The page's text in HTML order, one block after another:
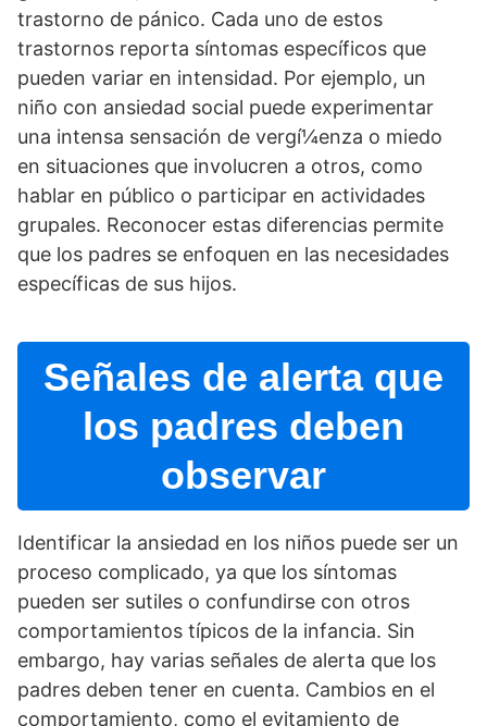
trastorno de pánico. Cada uno de estos
trastornos reporta sí­ntomas especí­ficos que
pueden variar en intensidad. Por ejemplo, un
niño con ansiedad social puede experimentar
una intensa sensación de vergí¼enza o miedo
en situaciones que involucren a otros, como
hablar en público o participar en actividades
grupales. Reconocer estas diferencias permite
que los padres se enfoquen en las necesidades
especí­ficas de sus hijos.
Señales de alerta que
los padres deben
observar
Identificar la ansiedad en los niños puede ser un
proceso complicado, ya que los sí­ntomas
pueden ser sutiles o confundirse con otros
comportamientos tí­picos de la infancia. Sin
embargo, hay varias señales de alerta que los
padres deben tener en cuenta. Cambios en el
comportamiento, como el evitamiento de